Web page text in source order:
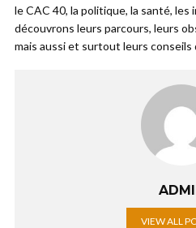
le CAC 40, la politique, la santé,
découvrons leurs parcours, leurs
mais aussi et surtout leurs
VIEW ALL